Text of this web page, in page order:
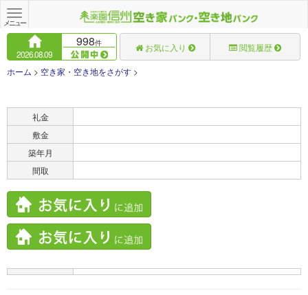
Toggle
navigation
メニュー
2026.08.09
998件 お気に入り 閲覧履歴
ホーム > 空き家・空き地をさがす >
礼金
敷金
築年月
間取